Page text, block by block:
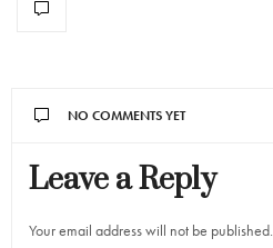
NO COMMENTS YET
Leave a Reply
Your email address will not be published.